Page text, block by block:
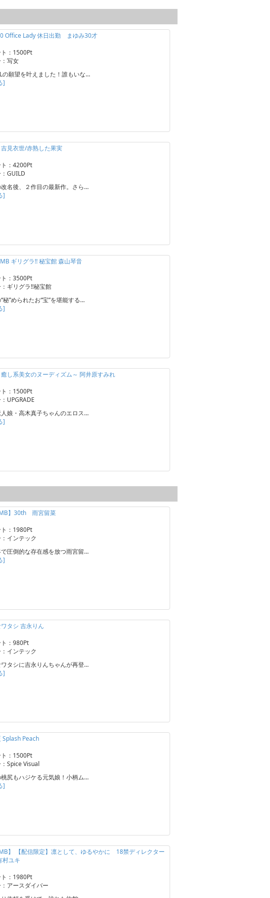
Office Lady 休日出勤 まゆみ30才
：1500Pt
写女
の願望を叶えました！誰もいな…
]
見衣世/赤熟した果実
：4200Pt
GUILD
名後、２作目の最新作。さら…
]
ギリグラ!! 秘宝館 森山琴音
：3500Pt
ギリグラ!!秘宝館
秘”められたお“宝”を堪能する…
]
し系美女のヌーディズム～ 阿井原すみれ
：1500Pt
UPGRADE
人娘・高木真子ちゃんのエロス…
]
】30th 雨宮留菜
：1980Pt
インテック
圧倒的な存在感を放つ雨宮留…
]
タシ 吉永りん
：980Pt
インテック
タシに吉永りんちゃんが再登…
]
Splash Peach
：1500Pt
Spice Visual
尻もハジケる元気娘！小柄ム…
]
】 【配信限定】凛として、ゆるやかに 18禁ディレクター
村ユキ
：1980Pt
アースダイバー